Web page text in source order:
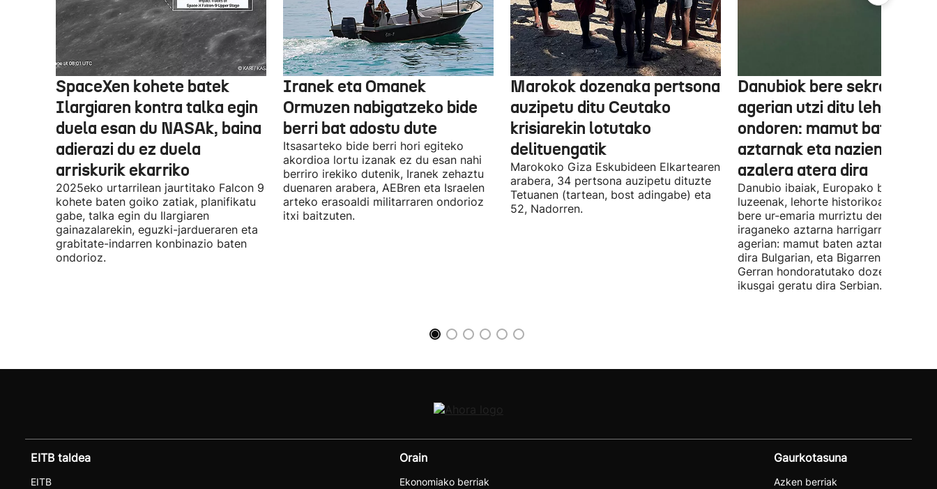
SpaceXen kohete batek
Ilargiaren kontra talka egin
duela esan du NASAk, baina
adierazi du ez duela
arriskurik ekarriko
2025eko urtarrilean jaurtitako Falcon 9
kohete baten goiko zatiak, planifikatu
gabe, talka egin du Ilargiaren
gainazalarekin, eguzki-jardueraren eta
grabitate-indarren konbinazio baten
ondorioz.
Iranek eta Omanek
Ormuzen nabigatzeko bide
berri bat adostu dute
Itsasarteko bide berri hori egiteko
akordioa lortu izanak ez du esan nahi
berriro irekiko dutenik, Iranek zehaztu
duenaren arabera, AEBren eta Israelen
arteko erasoaldi militarraren ondorioz
itxi baitzuten.
Marokok dozenaka pertsona
auzipetu ditu Ceutako
krisiarekin lotutako
delituengatik
Marokoko Giza Eskubideen Elkartearen
arabera, 34 pertsona auzipetu dituzte
Tetuanen (tartean, bost adingabe) eta
52, Nadorren.
Danubiok bere sekretuak
agerian utzi ditu
ondoren: mamut baten
aztarnak eta nazien
azalera atera dira
Danubio ibaiak, Europako bigarren
luzeenak, lehorte historikoa bizi du,
bere ur-emaria murriztu denez,
iraganeko aztarna harrigarriak utzi
agerian: mamut baten aztarnak
dira Bulgarian, eta Bigarren Mundu
Gerran hondoratutako dozenaka
ikusgai geratu dira Serbian.
EITB taldea
EITB
Orain
Ekonomiako berriak
Gaurkotasuna
Azken berriak